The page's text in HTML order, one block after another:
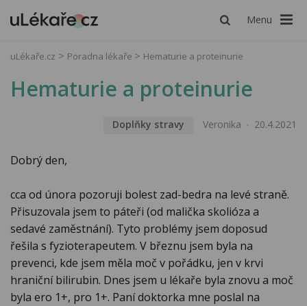
Menu
uLékaře.cz Poradna lékaře Hematurie a proteinurie
Hematurie a proteinurie
Doplňky stravy Veronika 20.4.2021
Dobrý den,
cca od února pozoruji bolest zad-bedra na levé straně.
Přisuzovala jsem to páteři (od malička skolióza a
sedavé zaměstnání). Tyto problémy jsem doposud
řešila s fyzioterapeutem. V březnu jsem byla na
prevenci, kde jsem měla moč v pořádku, jen v krvi
hraniční bilirubin. Dnes jsem u lékaře byla znovu a moč
byla ero 1+, pro 1+. Paní doktorka mne poslal na